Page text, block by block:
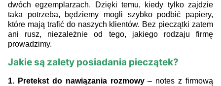
dwóch egzemplarzach. Dzięki temu, kiedy tylko zajdzie
taka potrzeba, będziemy mogli szybko podbić papiery,
które mają trafić do naszych klientów. Bez pieczątki zatem
ani rusz, niezależnie od tego, jakiego rodzaju firmę
prowadzimy.
Jakie są zalety posiadania pieczątek?
1. Pretekst do nawiązania rozmowy– notes z firmową